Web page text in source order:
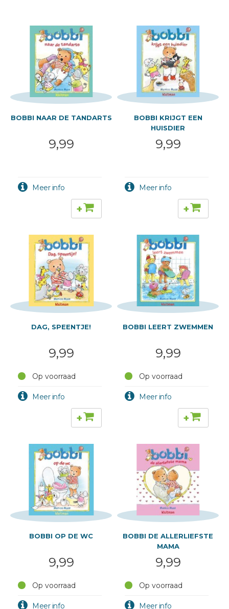
BOBBI NAAR DE TANDARTS
9,99
+
BOBBI KRIJGT EEN
HUISDIER
9,99
+
DAG, SPEENTJE!
9,99
Op voorraad
+
BOBBI LEERT ZWEMMEN
9,99
Op voorraad
+
BOBBI OP DE WC
9,99
Op voorraad
BOBBI DE ALLERLIEFSTE
MAMA
9,99
Op voorraad